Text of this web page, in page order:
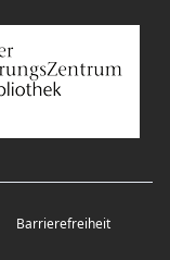
Barrierefreiheit